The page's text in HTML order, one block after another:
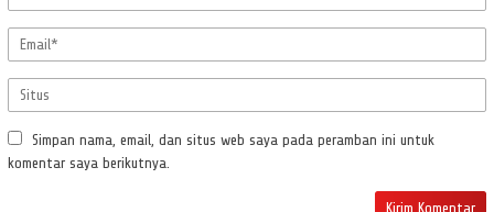
Simpan nama, email, dan situs web saya pada peramban ini untuk
komentar saya berikutnya.